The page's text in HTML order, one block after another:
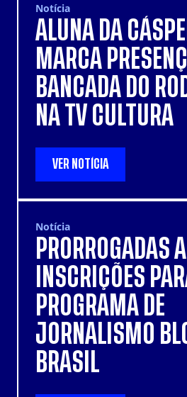
Notícia
ALUNA DA
MARCA
BANCADA DO
NA TV CULTURA
VER NOTÍCIA
Notícia
PRORROGADAS
INSCRIÇÕES
PROGRAMA DE
JORNALISMO
BRASIL